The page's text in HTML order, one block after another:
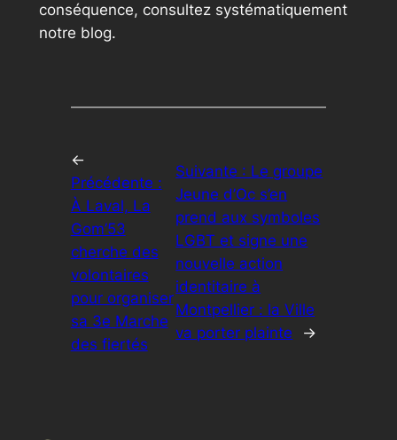
conséquence, consultez systématiquement
notre blog.
←
Précédente :
À Laval, La
Gom’53
cherche des
volontaires
pour organiser
sa 3e Marche
des fiertés
Suivante : Le groupe
Jeune d’Oc s’en
prend aux symboles
LGBT et signe une
nouvelle action
identitaire à
Montpellier : la Ville
va porter plainte
→